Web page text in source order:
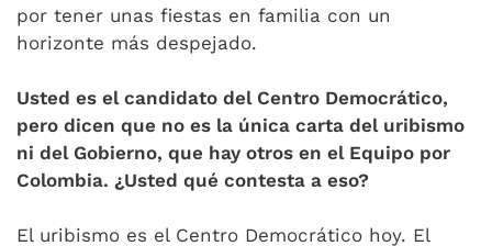
por tener unas fiestas en familia con un
horizonte más despejado.
Usted es el candidato del Centro Democrático,
pero dicen que no es la única carta del uribismo
ni del Gobierno, que hay otros en el Equipo por
Colombia. ¿Usted qué contesta a eso?
El uribismo es el Centro Democrático hoy. El